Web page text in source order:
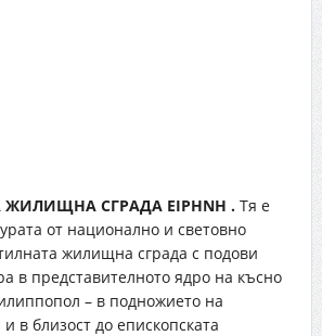
СГРАДА EIPHNH . Тя е
от национално и световно
жилищна сграда с подови
в представителното ядро на късно
– в подножието на
в близост до епископската